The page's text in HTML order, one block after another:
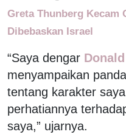
Greta Thunberg Kecam
Dibebaskan Israel
“Saya dengar
menyampaikan
tentang karakter
perhatiannya
saya,” ujarnya.